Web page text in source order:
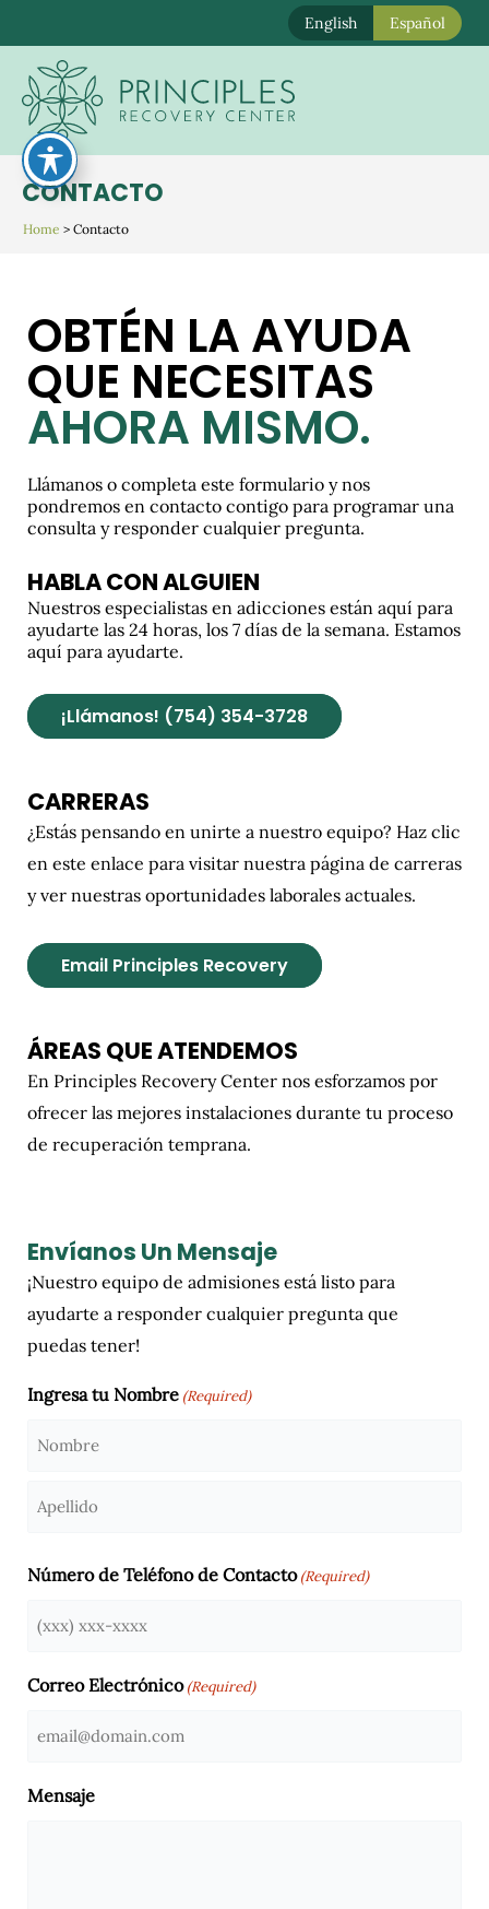
English Español
contenido
CONTACTO
Home >Contacto
OBTÉN LA AYUDA
QUE NECESITAS
AHORA MISMO.
Llámanos o completa este formulario y nos
pondremos en contacto contigo para programar una
consulta y responder cualquier pregunta.
HABLA CON ALGUIEN
Nuestros especialistas en adicciones están aquí para
ayudarte las 24 horas, los 7 días de la semana. Estamos
aquí para ayudarte.
¡Llámanos! (754) 354-3728
CARRERAS
¿Estás pensando en unirte a nuestro equipo? Haz clic
en este enlace para visitar nuestra página de carreras
y ver nuestras oportunidades laborales actuales.
Email Principles Recovery
ÁREAS QUE ATENDEMOS
En Principles Recovery Center nos esforzamos por
ofrecer las mejores instalaciones durante tu proceso
de recuperación temprana.
Envíanos Un Mensaje
¡Nuestro equipo de admisiones está listo para
ayudarte a responder cualquier pregunta que
puedas tener!
Ingresa tu Nombre (Required)
Número de Teléfono de Contacto (Required)
Correo Electrónico (Required)
Mensaje